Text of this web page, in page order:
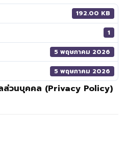
192.00 KB
1
5 พฤษภาคม 2026
5 พฤษภาคม 2026
ส่วนบุคคล (Privacy Policy)